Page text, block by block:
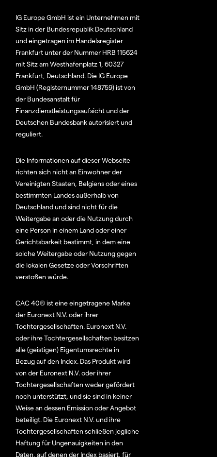
IG Europe GmbH ist ein Unternehmen mit
Sitz in der Bundesrepublik Deutschland
und eingetragen im Handelsregister
Frankfurt unter der Nummer HRB 115624
mit Sitz am Westhafenplatz 1, 60327
Frankfurt, Deutschland. Die IG Europe
GmbH (Registernummer 148759) ist von
der Bundesanstalt für
Finanzdienstleistungsaufsicht und der
Deutschen Bundesbank autorisiert und
reguliert.
Die Informationen auf dieser Webseite
richten sich nicht an Einwohner der
Vereinigten Staaten, Belgiens oder eines
bestimmten Landes außerhalb von
Deutschland und sind nicht für die
Weitergabe an oder die Nutzung durch
eine Person in einem Land oder einer
Gerichtsbarkeit bestimmt, in dem eine
solche Weitergabe oder Nutzung gegen
die lokalen Gesetze oder Vorschriften
verstoßen würde.
CAC 40® ist eine eingetragene Marke
der Euronext N.V. oder ihrer
Tochtergesellschaften. Euronext N.V.
oder ihre Tochtergesellschaften besitzen
alle (geistigen) Eigentumsrechte in
Bezug auf den Index. Das Produkt wird
von der Euronext N.V. oder ihrer
Tochtergesellschaften weder gefördert
noch unterstützt, und sie sind in keiner
Weise an dessen Emission oder Angebot
beteiligt. Die Euronext N.V. und ihre
Tochtergesellschaften schließen jegliche
Haftung für Ungenauigkeiten in den
Daten, auf denen der Index basiert, für